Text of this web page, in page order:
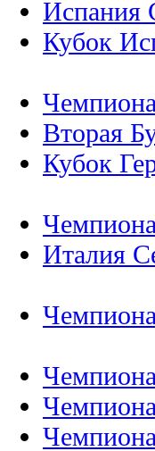
Испания
Кубок
Вторая
Кубок
Италия